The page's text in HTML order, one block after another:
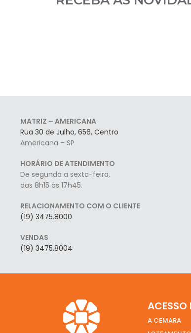
MATRIZ – AMERICANA
Rua 30 de Julho, 656, Centro
Americana – SP
HORÁRIO DE ATENDIMENTO
De segunda a sexta-feira,
das 8h15 às 17h45.
RELACIONAMENTO COM O CLIENTE
(19) 3475.8000
VENDAS
(19) 3475.8004
ACESSO
A CEMARA